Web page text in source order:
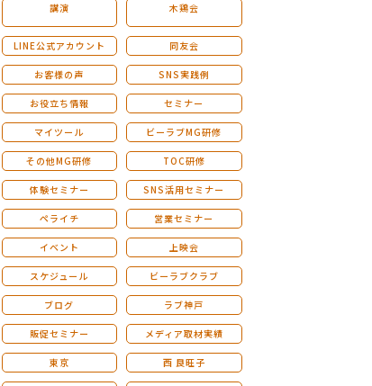
講演 木鶏会
LINE公式アカウント 同友会
お客様の声 SNS実践例
お役立ち情報 セミナー
マイツール ビーラブMG研修
その他MG研修 TOC研修
体験セミナー SNS活用セミナー
ペライチ 営業セミナー
イベント 上映会
スケジュール ビーラブクラブ
ブログ ラブ神戸
販促セミナー メディア取材実績
東京 西 良旺子